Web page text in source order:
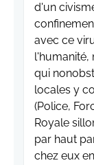
d'un
avec ce
l'humanité,
qui
locales y
(Police,
Royale
par haut
chez eux